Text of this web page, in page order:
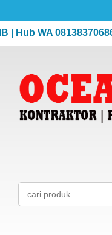
WA 081383706862